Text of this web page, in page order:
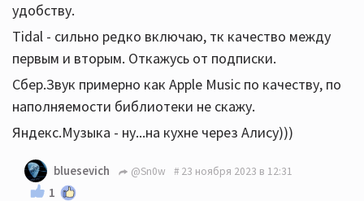
удобству.
Tidal - сильно редко включаю, тк качество между
первым и вторым. Откажусь от подписки.
Сбер.Звук примерно как Apple Music по качеству, по
наполняемости библиотеки не скажу.
Яндекс.Музыка - ну...на кухне через Алису)))
bluesevich @Sn0w 23 ноября 2023 в 12:31
1